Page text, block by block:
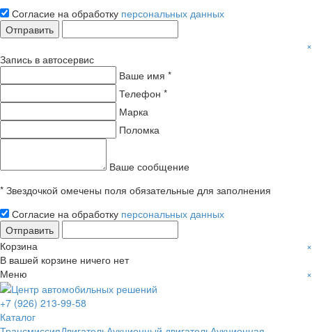
Согласие на обработку персональных данных
Отправить
×
Запись в автосервис
Ваше имя *
Телефон *
Марка
Поломка
Ваше сообщение
* Звездочкой омечены поля обязательные для заполнения
Согласие на обработку персональных данных
Отправить
Корзина
×
В вашей корзине ничего нет
Меню
×
+7 (926) 213-99-58
Каталог